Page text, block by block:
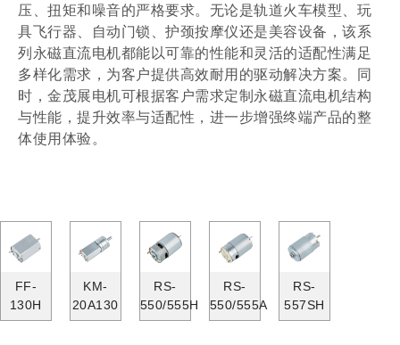
压、扭矩和噪音的严格要求。无论是轨道火车模型、玩
具飞行器、自动门锁、护颈按摩仪还是美容设备，该系
列永磁直流电机都能以可靠的性能和灵活的适配性满足
多样化需求，为客户提供高效耐用的驱动解决方案。同
时，金茂展电机可根据客户需求定制永磁直流电机结构
与性能，提升效率与适配性，进一步增强终端产品的整
体使用体验。
FF-
130H
KM-
20A130
RS-
550/555H
RS-
550/555A
RS-
557SH